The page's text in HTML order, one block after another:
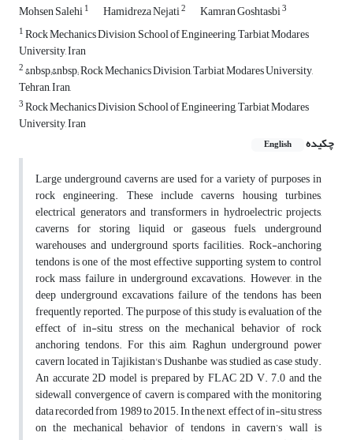
Mohsen Salehi1 Hamidreza Nejati2 Kamran Goshtasbi3
1Rock Mechanics Division, School of Engineering, Tarbiat Modares
University, Iran
2&nbsp;&nbsp; Rock Mechanics Division, Tarbiat Modares University,
Tehran, Iran,
3Rock Mechanics Division, School of Engineering, Tarbiat Modares
University, Iran
چکیده
English
Large underground caverns are used for a variety of purposes in
rock engineering. These include caverns housing turbines,
electrical generators and transformers in hydroelectric projects,
caverns for storing liquid or gaseous fuels, underground
warehouses and underground sports facilities. Rock-anchoring
tendons is one of the most effective supporting system to control
rock mass failure in underground excavations. However, in the
deep underground excavations failure of the tendons has been
frequently reported. The purpose of this study is evaluation of the
effect of in-situ stress on the mechanical behavior of rock
anchoring tendons. For this aim, Raghun underground power
cavern located in Tajikistan's Dushanbe was studied as case study.
An accurate 2D model is prepared by FLAC 2D V. 7.0 and the
sidewall convergence of cavern is compared with the monitoring
data recorded from 1989 to 2015. In the next, effect of in-situ stress
on the mechanical behavior of tendons in cavern’s wall is